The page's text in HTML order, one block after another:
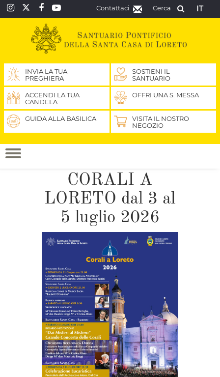
IT
Cerca
Contattaci
INVIA LA TUA
PREGHIERA
SOSTIENI IL
SANTUARIO
ACCENDI LA TUA
CANDELA
OFFRI UNA S. MESSA
GUIDA ALLA BASILICA
VISITA IL NOSTRO
NEGOZIO
CORALI A
LORETO dal 3 al
5 luglio 2026